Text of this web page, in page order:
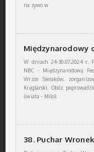
na żywo w
Międzynarodowy
W dniach 24-30.07.2024 r.
NBC - Międzynarodową
Wrzos Sieraków,
Kręglarski. Obóz
świata - Miloš
38. Puchar